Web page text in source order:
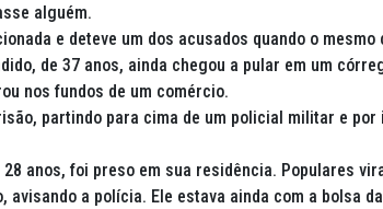
alguém.
e deteve um dos acusados quando o mesmo
de 37 anos, ainda chegou a pular em um
nos fundos de um comércio.
partindo para cima de um policial militar e
anos, foi preso em sua residência. Populares
avisando a polícia. Ele estava ainda com a bolsa